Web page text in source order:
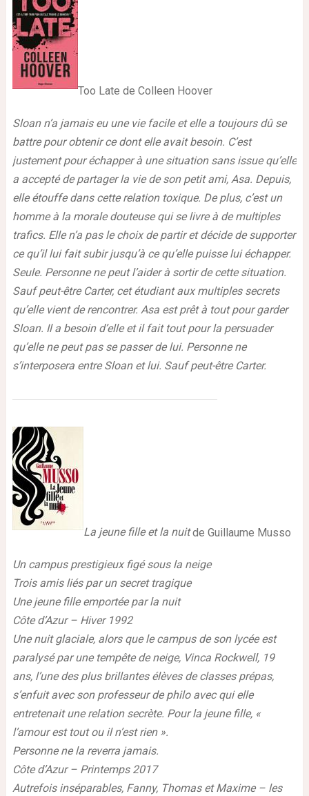
Too Late de Colleen Hoover
Sloan n’a jamais eu une vie facile et elle a toujours dû se
battre pour obtenir ce dont elle avait besoin. C’est
justement pour échapper à une situation sans issue qu’elle
a accepté de partager la vie de son petit ami, Asa. Depuis,
elle étouffe dans cette relation toxique. De plus, c’est un
homme à la morale douteuse qui se livre à de multiples
trafics. Elle n’a pas le choix de partir et décide de supporter
ce qu’il lui fait subir jusqu’à ce qu’elle puisse lui échapper.
Seule. Personne ne peut l’aider à sortir de cette situation.
Sauf peut-être Carter, cet étudiant aux multiples secrets
qu’elle vient de rencontrer. Asa est prêt à tout pour garder
Sloan. Il a besoin d’elle et il fait tout pour la persuader
qu’elle ne peut pas se passer de lui. Personne ne
s’interposera entre Sloan et lui. Sauf peut-être Carter.
La jeune fille et la nuitde Guillaume Musso
Un campus prestigieux figé sous la neige
Trois amis liés par un secret tragique
Une jeune fille emportée par la nuit
Côte d’Azur – Hiver 1992
Une nuit glaciale, alors que le campus de son lycée est
paralysé par une tempête de neige, Vinca Rockwell, 19
ans, l’une des plus brillantes élèves de classes prépas,
s’enfuit avec son professeur de philo avec qui elle
entretenait une relation secrète. Pour la jeune fille, «
l’amour est tout ou il n’est rien ».
Personne ne la reverra jamais.
Côte d’Azur – Printemps 2017
Autrefois inséparables, Fanny, Thomas et Maxime – les